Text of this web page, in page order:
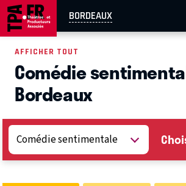
BORDEAUX
AIX-MARSEILLE AURAY
EN TOURNÉE
AFFICHER TOUT
Comédie
Bordeaux